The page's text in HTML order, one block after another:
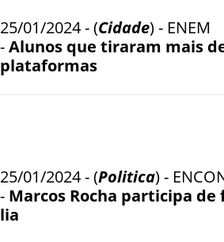
25/01/2024 - (Cidade) - ENEM
-Alunos que tiraram mais
plataformas
25/01/2024 - (Politica) -
- Marcos Rocha participa de
lia